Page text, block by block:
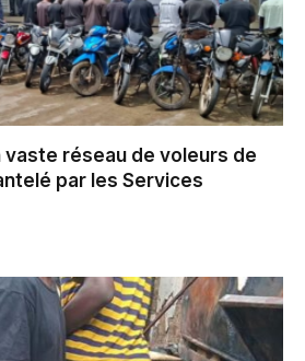
vaste réseau de voleurs de
par les Services